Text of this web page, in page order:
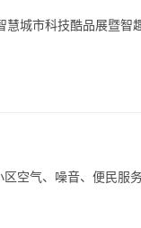
城市科技酷品展暨智
空气、噪音、便民服